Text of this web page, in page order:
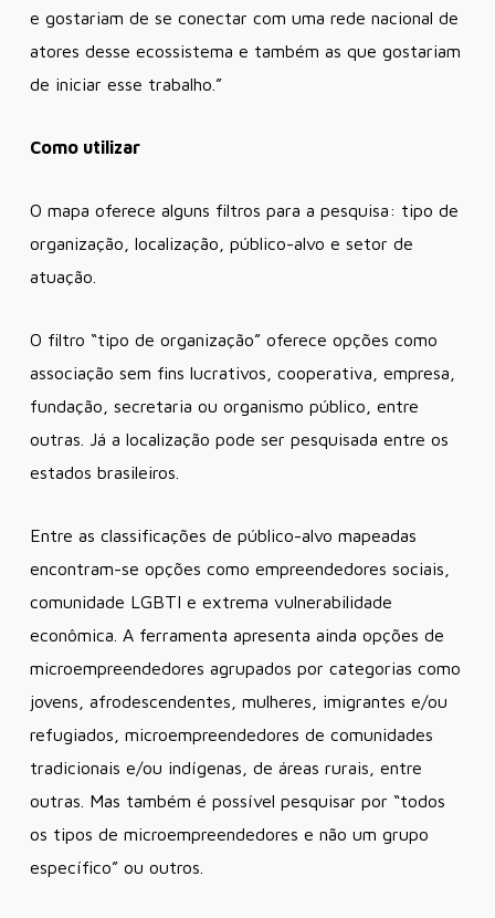
e gostariam de se conectar com uma rede nacional de
atores desse ecossistema e também as que gostariam
de iniciar esse trabalho.”
Como utilizar
O mapa oferece alguns filtros para a pesquisa: tipo de
organização, localização, público-alvo e setor de
atuação.
O filtro “tipo de organização” oferece opções como
associação sem fins lucrativos, cooperativa, empresa,
fundação, secretaria ou organismo público, entre
outras. Já a localização pode ser pesquisada entre os
estados brasileiros.
Entre as classificações de público-alvo mapeadas
encontram-se opções como empreendedores sociais,
comunidade LGBTI e extrema vulnerabilidade
econômica. A ferramenta apresenta ainda opções de
microempreendedores agrupados por categorias como
jovens, afrodescendentes, mulheres, imigrantes e/ou
refugiados, microempreendedores de comunidades
tradicionais e/ou indígenas, de áreas rurais, entre
outras. Mas também é possível pesquisar por “todos
os tipos de microempreendedores e não um grupo
específico” ou outros.